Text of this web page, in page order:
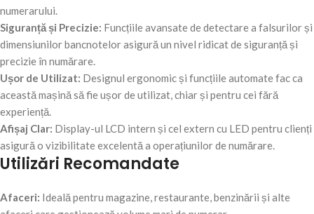
numerarului.
Siguranță și Precizie: Funcțiile avansate de detectare a falsurilor și
dimensiunilor bancnotelor asigură un nivel ridicat de siguranță și
precizie în numărare.
Ușor de Utilizat: Designul ergonomic și funcțiile automate fac ca
această mașină să fie ușor de utilizat, chiar și pentru cei fără
experiență.
Afișaj Clar: Display-ul LCD intern și cel extern cu LED pentru clienți
asigură o vizibilitate excelentă a operațiunilor de numărare.
Utilizări Recomandate
Afaceri: Ideală pentru magazine, restaurante, benzinării și alte